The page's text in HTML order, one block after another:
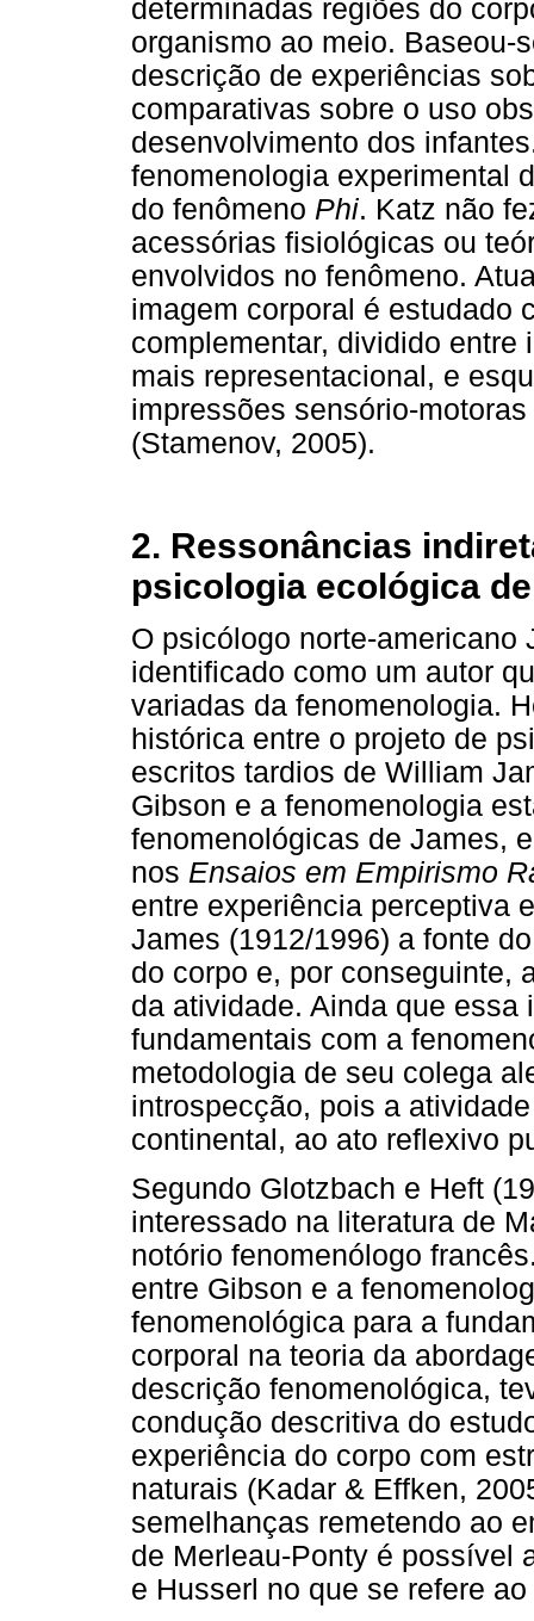
determinadas regiões do
organismo ao meio. Baseou-
descrição de experiências
comparativas sobre o uso
desenvolvimento dos
fenomenologia experimental
do fenômeno Phi. Katz não
acessórias fisiológicas ou
envolvidos no fenômeno.
imagem corporal é estudado
complementar, dividido entre
mais representacional, e
impressões sensório-
(Stamenov, 2005).
2. Ressonâncias
psicologia ecológica
O psicólogo norte-americano
identificado como um autor
variadas da fenomenologia.
histórica entre o projeto de
escritos tardios de William
Gibson e a fenomenologia
fenomenológicas de James,
nos Ensaios em Empirismo
entre experiência perceptiva
James (1912/1996) a fonte
do corpo e, por conseguinte,
da atividade. Ainda que essa
fundamentais com a
metodologia de seu colega
introspecção, pois a
continental, ao ato reflexivo
Segundo Glotzbach e Heft
interessado na literatura de
notório fenomenólogo
entre Gibson e a
fenomenológica para a
corporal na teoria da
descrição fenomenológica,
condução descritiva do
experiência do corpo com
naturais (Kadar & Effken,
semelhanças remetendo ao
de Merleau-Ponty é possível
e Husserl no que se refere